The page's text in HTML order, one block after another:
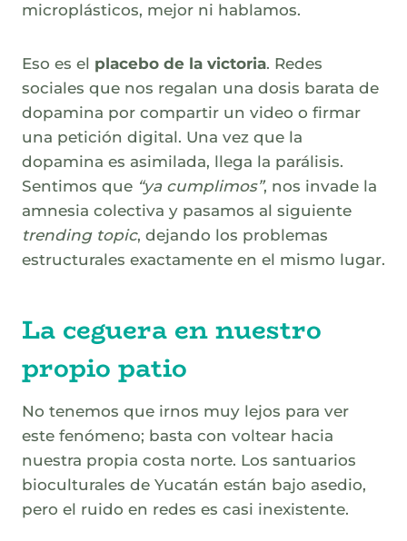
microplásticos, mejor ni hablamos.
Eso es el placebo de la victoria. Redes
sociales que nos regalan una dosis barata de
dopamina por compartir un video o firmar
una petición digital. Una vez que la
dopamina es asimilada, llega la parálisis.
Sentimos que “ya cumplimos”, nos invade la
amnesia colectiva y pasamos al siguiente
trending topic, dejando los problemas
estructurales exactamente en el mismo lugar.
La ceguera en nuestro
propio patio
No tenemos que irnos muy lejos para ver
este fenómeno; basta con voltear hacia
nuestra propia costa norte. Los santuarios
bioculturales de Yucatán están bajo asedio,
pero el ruido en redes es casi inexistente.